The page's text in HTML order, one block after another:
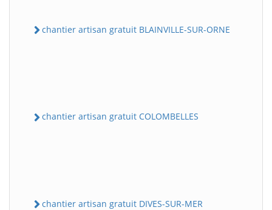
chantier artisan gratuit BLAINVILLE-SUR-ORNE
chantier artisan gratuit COLOMBELLES
chantier artisan gratuit DIVES-SUR-MER